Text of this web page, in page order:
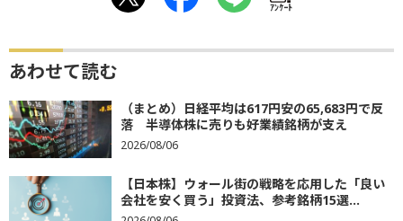
ｱﾝｹｰﾄ
あわせて読む
（まとめ）日経平均は617円安の65,683円で反
落 半導体株に売りも好業績銘柄が支え
2026/08/06
【日本株】ウォール街の戦略を応用した「良い
会社を安く買う」投資法、参考銘柄15選...